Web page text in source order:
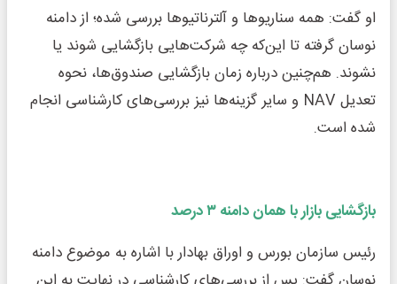
او گفت: همه سناریوها و آلترناتیوها بررسی شده؛ از دامنه
نوسان گرفته تا این‌که چه شرکت‌هایی بازگشایی شوند یا
نشوند. هم‌چنین درباره زمان بازگشایی صندوق‌ها، نحوه
تعدیل NAV و سایر گزینه‌ها نیز بررسی‌های کارشناسی انجام
شده است.
بازگشایی بازار با همان دامنه ۳ درصد
رئیس سازمان بورس و اوراق بهادار با اشاره به موضوع دامنه